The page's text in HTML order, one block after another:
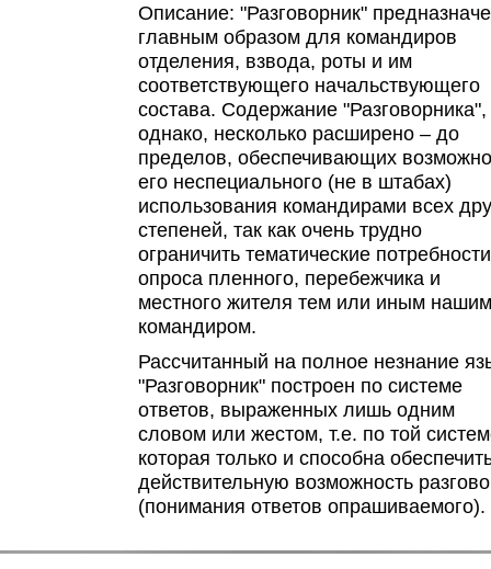
Описание: "Разговорник"
главным образом для командиров
отделения, взвода, роты и им
соответствующего начальствующего
состава. Содержание "Разговорника",
однако, несколько расширено – до
пределов, обеспечивающих
его неспециального (не в штабах)
использования командирами всех
степеней, так как очень трудно
ограничить тематические потребности
опроса пленного, перебежчика и
местного жителя тем или иным нашим
командиром.
Рассчитанный на полное незнание
"Разговорник" построен по системе
ответов, выраженных лишь одним
словом или жестом, т.е. по той
которая только и способна
действительную возможность
(понимания ответов опрашиваемого).